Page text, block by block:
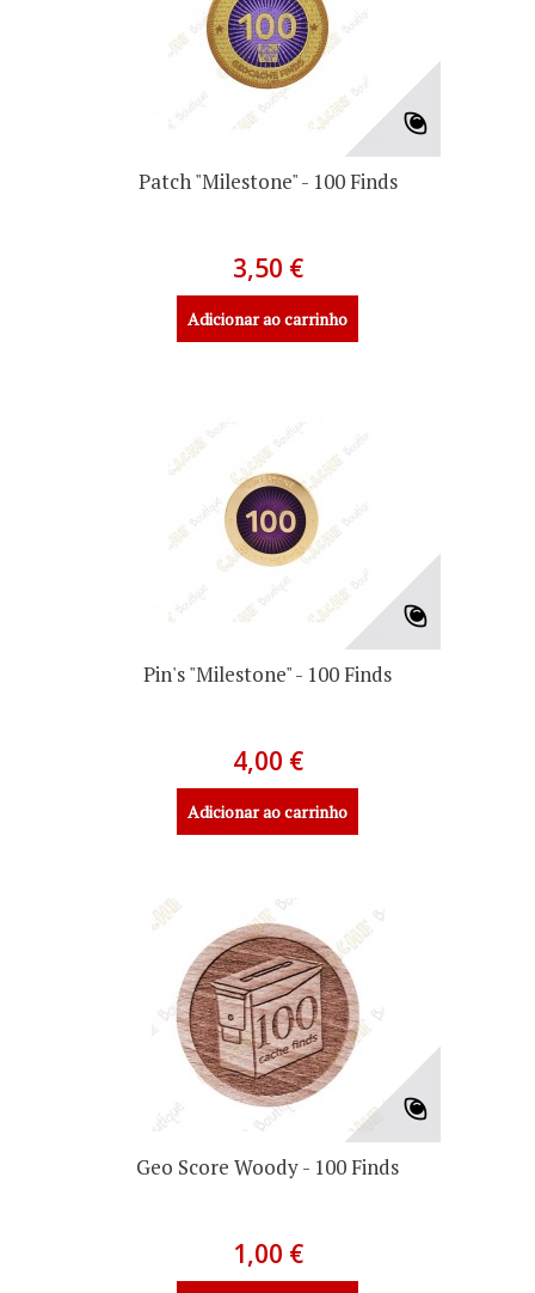
Patch "Milestone" - 100 Finds
3,50 €
Adicionar ao carrinho
Pin's "Milestone" - 100 Finds
4,00 €
Adicionar ao carrinho
Geo Score Woody - 100 Finds
1,00 €